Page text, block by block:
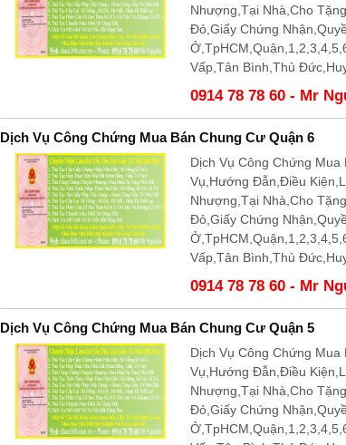
Nhượng,Tại Nhà,Cho
Đỏ,Giấy Chứng
Vấp,Tân Bình,Thủ
0914 78 78 60 - Mr
Dịch Vụ Công Chứng Mua Bán Chung Cư Quận 6
Dịch Vụ Công Chứng
Vụ,Hướng Đẫn,Điều
Nhượng,Tại Nhà,Cho
Đỏ,Giấy Chứng
Vấp,Tân Bình,Thủ
0914 78 78 60 - Mr
Dịch Vụ Công Chứng Mua Bán Chung Cư Quận 5
Dịch Vụ Công Chứng
Vụ,Hướng Đẫn,Điều
Nhượng,Tại Nhà,Cho
Đỏ,Giấy Chứng